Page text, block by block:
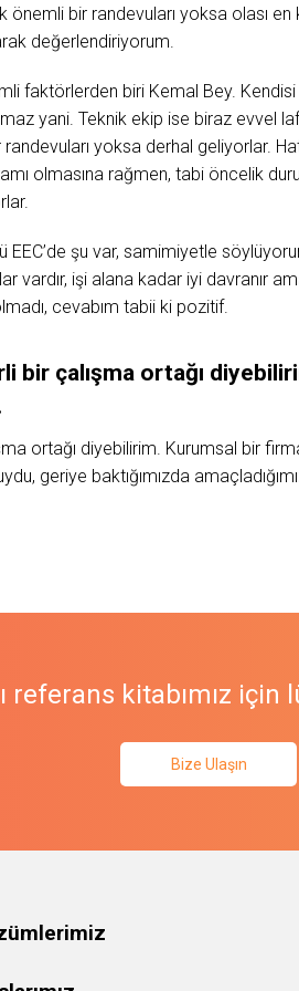
önemli bir randevuları yoksa olası
değerlendiriyorum.
faktörlerden biri Kemal Bey.
yani. Teknik ekip ise biraz evvel
yoksa derhal geliyorlar.
olmasına rağmen, tabi öncelik
EEC’de şu var, samimiyetle
vardır, işi alana kadar iyi davranır
cevabım tabii ki pozitif.
bir çalışma ortağı
ortağı diyebilirim. Kurumsal bir
geriye baktığımızda
referans kitabımız için
Bize Ulaşın